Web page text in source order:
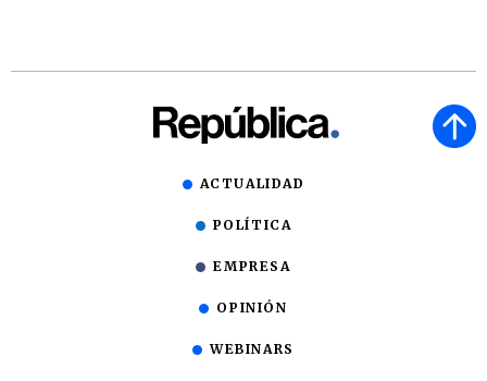
ACTUALIDAD
POLÍTICA
EMPRESA
OPINIÓN
WEBINARS